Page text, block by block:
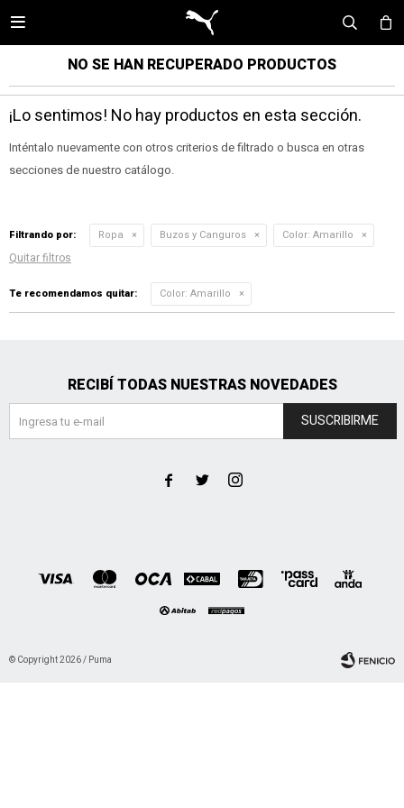

NO SE HAN RECUPERADO PRODUCTOS
¡Lo sentimos! No hay productos en esta sección.
Inténtalo nuevamente con otros criterios de filtrado o busca en otras
secciones de nuestro catálogo.
Filtrando por: Ropa Buzos y Canguros Color: Amarillo
Quitar filtros
Te recomendamos quitar: Color: Amarillo
RECIBÍ TODAS NUESTRAS NOVEDADES
SUSCRIBIRME
  
© Copyright 2026 / Puma